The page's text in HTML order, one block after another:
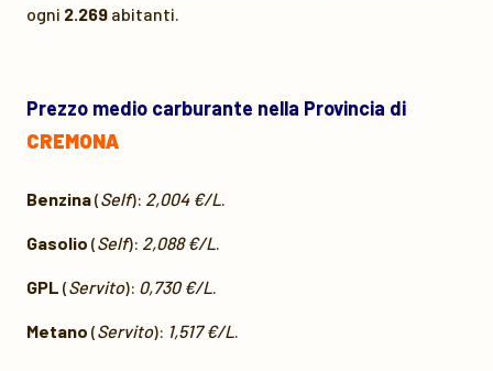
ogni 2.269 abitanti.
Prezzo medio carburante nella Provincia di
CREMONA
Benzina(Self): 2,004 €/L.
Gasolio (Self): 2,088 €/L.
GPL (Servito): 0,730 €/L.
Metano (Servito): 1,517 €/L.